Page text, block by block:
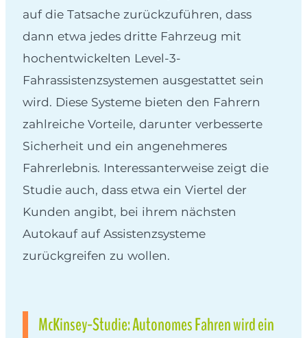
auf die Tatsache zurückzuführen, dass
dann etwa jedes dritte Fahrzeug mit
hochentwickelten Level-3-
Fahrassistenzsystemen ausgestattet sein
wird. Diese Systeme bieten den Fahrern
zahlreiche Vorteile, darunter verbesserte
Sicherheit und ein angenehmeres
Fahrerlebnis. Interessanterweise zeigt die
Studie auch, dass etwa ein Viertel der
Kunden angibt, bei ihrem nächsten
Autokauf auf Assistenzsysteme
zurückgreifen zu wollen.
McKinsey-Studie: Autonomes Fahren wird ein